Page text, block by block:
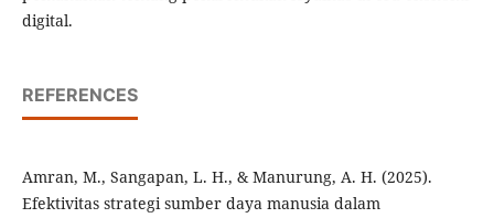
digital.
REFERENCES
Amran, M., Sangapan, L. H., & Manurung, A. H. (2025).
Efektivitas strategi sumber daya manusia dalam